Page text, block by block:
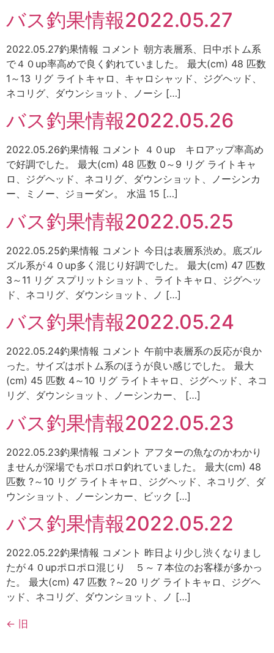
バス釣果情報2022.05.27
2022.05.27釣果情報 コメント 朝方表層系、日中ボトム系
で４０up率高めで良く釣れていました。 最大(cm) 48 匹数
1～13 リグ ライトキャロ、キャロシャッド、ジグヘッド、
ネコリグ、ダウンショット、ノーシ […]
バス釣果情報2022.05.26
2022.05.26釣果情報 コメント ４０up キロアップ率高め
で好調でした。 最大(cm) 48 匹数 0～9 リグ ライトキャ
ロ、ジグヘッド、ネコリグ、ダウンショット、ノーシンカ
ー、ミノー、ジョーダン。 水温 15 […]
バス釣果情報2022.05.25
2022.05.25釣果情報 コメント 今日は表層系渋め。底ズル
ズル系が４０up多く混じり好調でした。 最大(cm) 47 匹数
3～11 リグ スプリットショット、ライトキャロ、ジグヘッ
ド、ネコリグ、ダウンショット、ノ […]
バス釣果情報2022.05.24
2022.05.24釣果情報 コメント 午前中表層系の反応が良か
った。サイズはボトム系のほうが良い感じでした。 最大
(cm) 45 匹数 4～10 リグ ライトキャロ、ジグヘッド、ネコ
リグ、ダウンショット、ノーシンカー、 […]
バス釣果情報2022.05.23
2022.05.23釣果情報 コメント アフターの魚なのかわかり
ませんが深場でもポロポロ釣れていました。 最大(cm) 48
匹数 ?～10 リグ ライトキャロ、ジグヘッド、ネコリグ、ダ
ウンショット、ノーシンカー、ビック […]
バス釣果情報2022.05.22
2022.05.22釣果情報 コメント 昨日より少し渋くなりまし
たが４０upポロポロ混じり ５～７本位のお客様が多かっ
た。 最大(cm) 47 匹数 ?～20 リグ ライトキャロ、ジグヘ
ッド、ネコリグ、ダウンショット、ノ […]
← 旧